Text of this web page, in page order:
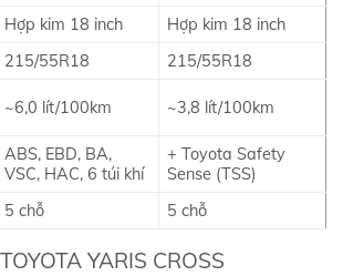
Hợp kim 18 inch
Hợp kim 18 inch
215/55R18
215/55R18
~6,0 lít/100km ~3,8 lít/100km
ABS, EBD, BA,
VSC, HAC, 6 túi khí
+ Toyota Safety
Sense (TSS)
5 chỗ 5 chỗ
YARIS CROSS